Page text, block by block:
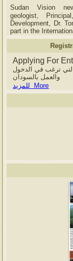
Sudan Vision
geologist,
Development, Dr.
part in the
Applying For
التي ترغب في الدخول
والعمل بالسودان
للمزيد More